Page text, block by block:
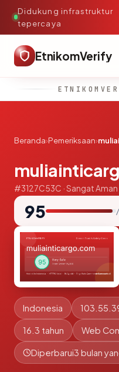
Didukung infrastruktur
tepercaya
EtnikomVerify
Beranda›Pemeriksaan›
#3127C53C · Sangat Aman
95
Indonesia
16.3 tahun Web
Diperbarui3 bulan